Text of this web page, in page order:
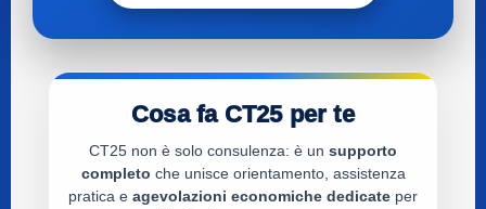
Cosa fa CT25 per te
CT25 non è solo consulenza: è un supporto
completo che unisce orientamento, assistenza
pratica e agevolazioni economiche dedicate per